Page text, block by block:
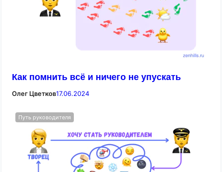
Как помнить всё и ничего не упускать
Олег Цветков17.06.2024
Путь руководителя